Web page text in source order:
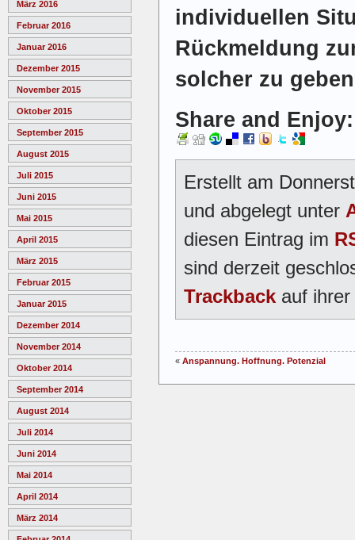
März 2016
Februar 2016
Januar 2016
Dezember 2015
November 2015
Oktober 2015
September 2015
August 2015
Juli 2015
Juni 2015
Mai 2015
April 2015
März 2015
Februar 2015
Januar 2015
Dezember 2014
November 2014
Oktober 2014
September 2014
August 2014
Juli 2014
Juni 2014
Mai 2014
April 2014
März 2014
individuellen
Rückmeldung
solcher zu
Share and Enjoy:
Erstellt am
und abgelegt unter
diesen Eintrag im
sind derzeit
Trackback auf
« Anspannung. Hoffnung. Potenzial